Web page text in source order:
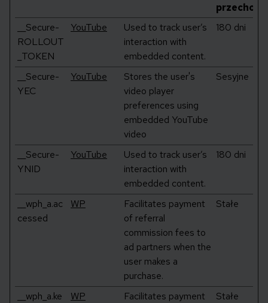
__Secure-
ROLLOUT
_TOKEN
YouTube
Used to track user’s
interaction with
embedded content.
180 dni
__Secure-
YEC
YouTube
Stores the user's
video player
preferences using
embedded YouTube
video
Sesyjne
__Secure-
YNID
YouTube
Used to track user’s
interaction with
embedded content.
180 dni
__wph_a.ac
cessed
WP
Facilitates payment
of referral
commission fees to
ad partners when the
user makes a
purchase.
Stałe
__wph_a.ke
WP
Facilitates payment
Stałe